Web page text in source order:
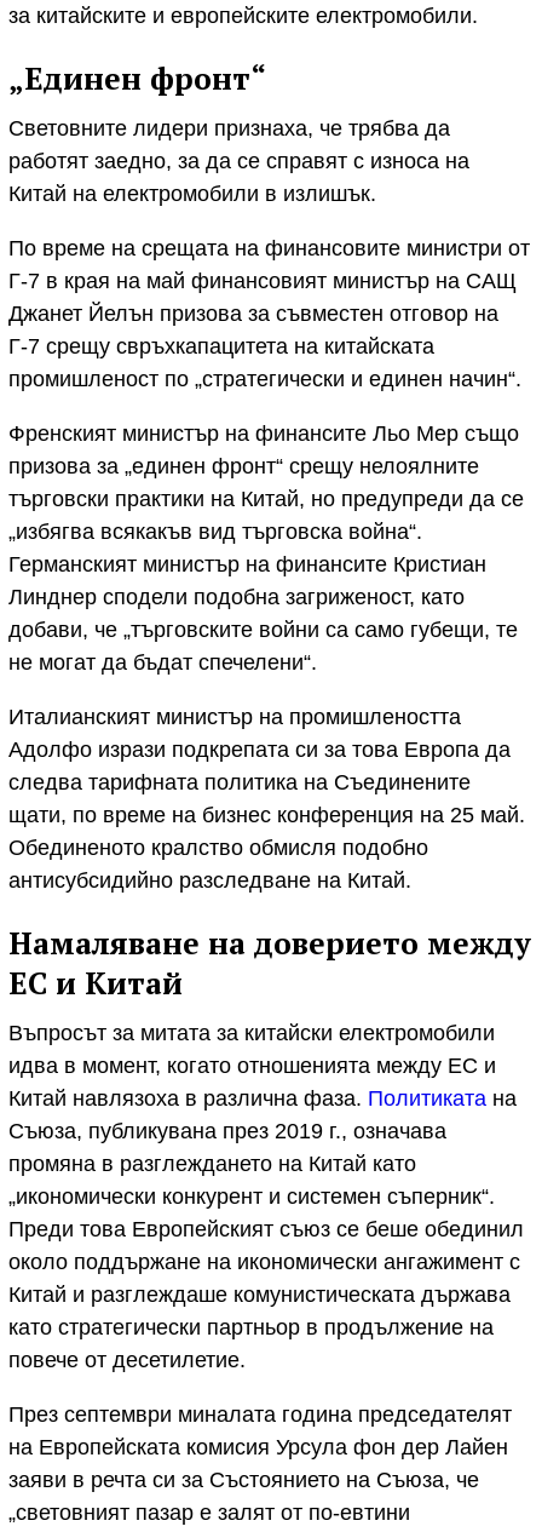
за китайските и европейските електромобили.
„Единен фронт“
Световните лидери признаха, че трябва да
работят заедно, за да се справят с износа на
Китай на електромобили в излишък.
По време на срещата на финансовите министри от
Г-7 в края на май финансовият министър на САЩ
Джанет Йелън призова за съвместен отговор на
Г-7 срещу свръхкапацитета на китайската
промишленост по „стратегически и единен начин“.
Френският министър на финансите Льо Мер също
призова за „единен фронт“ срещу нелоялните
търговски практики на Китай, но предупреди да се
„избягва всякакъв вид търговска война“.
Германският министър на финансите Кристиан
Линднер сподели подобна загриженост, като
добави, че „търговските войни са само губещи, те
не могат да бъдат спечелени“.
Италианският министър на промишлеността
Адолфо изрази подкрепата си за това Европа да
следва тарифната политика на Съединените
щати, по време на бизнес конференция на 25 май.
Обединеното кралство обмисля подобно
антисубсидийно разследване на Китай.
Намаляване на доверието между
ЕС и Китай
Въпросът за митата за китайски електромобили
идва в момент, когато отношенията между ЕС и
Китай навлязоха в различна фаза. Политиката на
Съюза, публикувана през 2019 г., означава
промяна в разглеждането на Китай като
„икономически конкурент и системен съперник“.
Преди това Европейският съюз се беше обединил
около поддържане на икономически ангажимент с
Китай и разглеждаше комунистическата държава
като стратегически партньор в продължение на
повече от десетилетие.
През септември миналата година председателят
на Европейската комисия Урсула фон дер Лайен
заяви в речта си за Състоянието на Съюза, че
„световният пазар е залят от по-евтини